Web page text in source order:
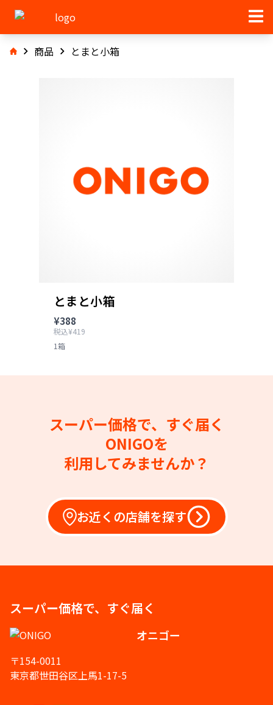
商品 とまと小箱
とまと小箱
¥388
税込¥419
1箱
スーパー価格で、すぐ届く
ONIGOを
利用してみませんか？
お近くの店舗を探す
スーパー価格で、すぐ届く
オニゴー
〒154-0011
東京都世田谷区上馬1-17-5